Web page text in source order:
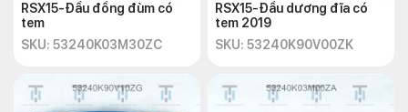
RSX15-Đầu đồng đùm có
tem
SKU: 53240K03M30ZC
RSX15-Đầu dương đĩa có
tem 2019
SKU: 53240K90V00ZK